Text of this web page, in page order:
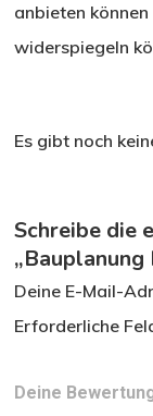
anbieten
widerspiegeln
Es gibt noch
Schreibe die
Deine E-Mail-
Erforderliche
Deine